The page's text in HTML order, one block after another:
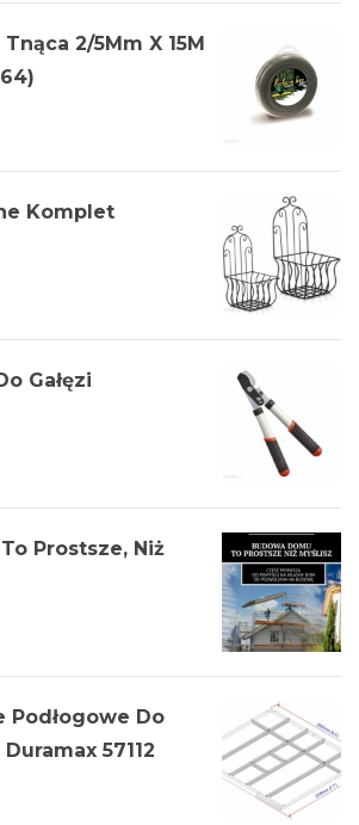
2/5Mm X 15M
Komplet
Gałęzi
Prostsze, Niż
Podłogowe Do
57112